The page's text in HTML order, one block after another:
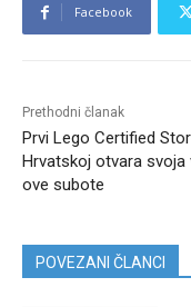
Facebook
Prethodni članak
Prvi Lego Certified
Hrvatskoj otvara svoja
ove subote
POVEZANI ČLANCI